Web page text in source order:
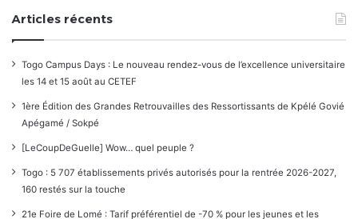
Articles récents
Togo Campus Days : Le nouveau rendez-vous de l’excellence universitaire
les 14 et 15 août au CETEF
1ère Édition des Grandes Retrouvailles des Ressortissants de Kpélé Govié
Apégamé / Sokpé
[LeCoupDeGuelle] Wow… quel peuple ?
Togo : 5 707 établissements privés autorisés pour la rentrée 2026-2027,
160 restés sur la touche
21e Foire de Lomé : Tarif préférentiel de -70 % pour les jeunes et les